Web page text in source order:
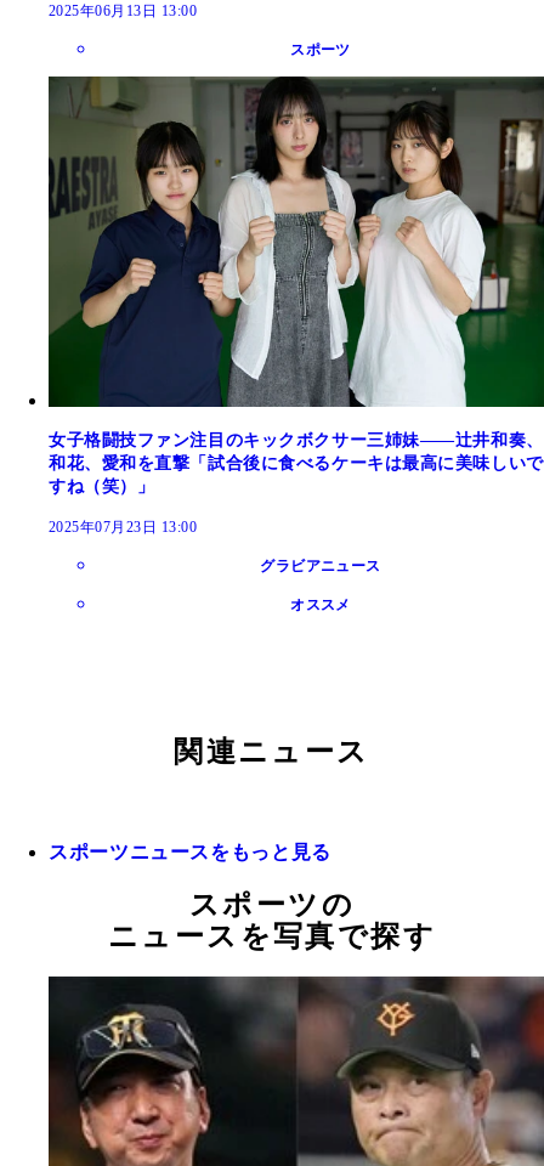
2025年06月13日 13:00
スポーツ
女子格闘技ファン注目のキックボクサー三姉妹――辻井和奏、
和花、愛和を直撃「試合後に食べるケーキは最高に美味しいで
すね（笑）」
2025年07月23日 13:00
グラビアニュース
オススメ
関連ニュース
スポーツニュースをもっと見る
スポーツの
ニュースを写真で探す